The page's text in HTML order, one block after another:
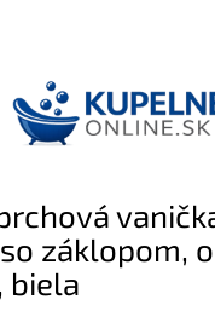
záklopom,
biela